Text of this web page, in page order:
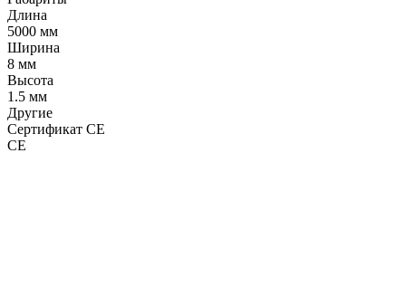
Длина
5000 мм
Ширина
8 мм
Высота
1.5 мм
Другие
Сертификат CE
CE